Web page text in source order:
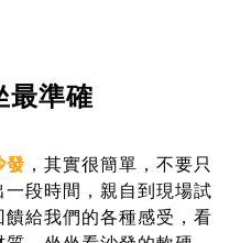
最準確
發 ，其實很簡單，不要只
段時間，親自到現場試
給我們的各種感受，看